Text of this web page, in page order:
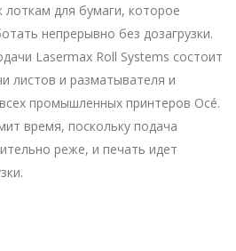
лоткам для бумаги, которое
непрерывно без дозагрузки.
Lasermax Roll Systems состоит
листов и разматывателя и
промышленных принтеров Océ.
время, поскольку подача
реже, и печать идет